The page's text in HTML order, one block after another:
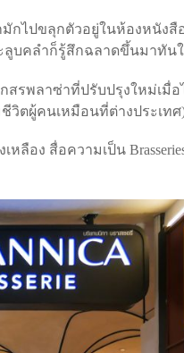
กมักไปขลุกตัวอยู่ในห้องหนัง
ะลูบคลำก็รู้สึกฉลาดขึ้นมาทัน
กสรพลาซ่าที่ปรับปรุงใหม่เมื่
วิตผู้คนเหมือนที่ต่างประเทศ
ลือง สื่อความเป็น